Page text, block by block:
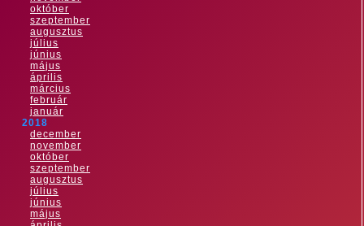
október
szeptember
augusztus
július
június
május
április
március
február
január
2018
december
november
október
szeptember
augusztus
július
június
május